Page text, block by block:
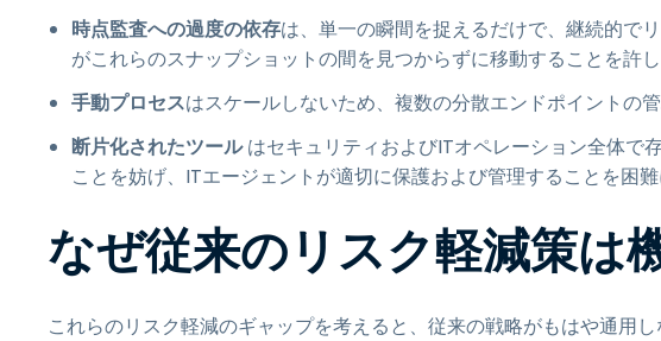
時点監査への過度の依存は、単一の瞬間を捉えるだけで、継続的で
がこれらのスナップショットの間を見つからずに移動することを許し
手動プロセスはスケールしないため、複数の分散エンドポイントの管
断片化されたツールはセキュリティおよびITオペレーション全体で
ことを妨げ、ITエージェントが適切に保護および管理することを困難
なぜ従来のリスク軽減策は
これらのリスク軽減のギャップを考えると、従来の戦略がもはや通用